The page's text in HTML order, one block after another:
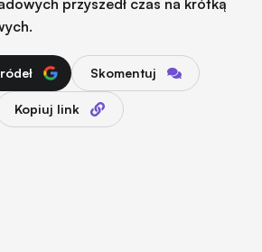
Skomentuj
Kopiuj link